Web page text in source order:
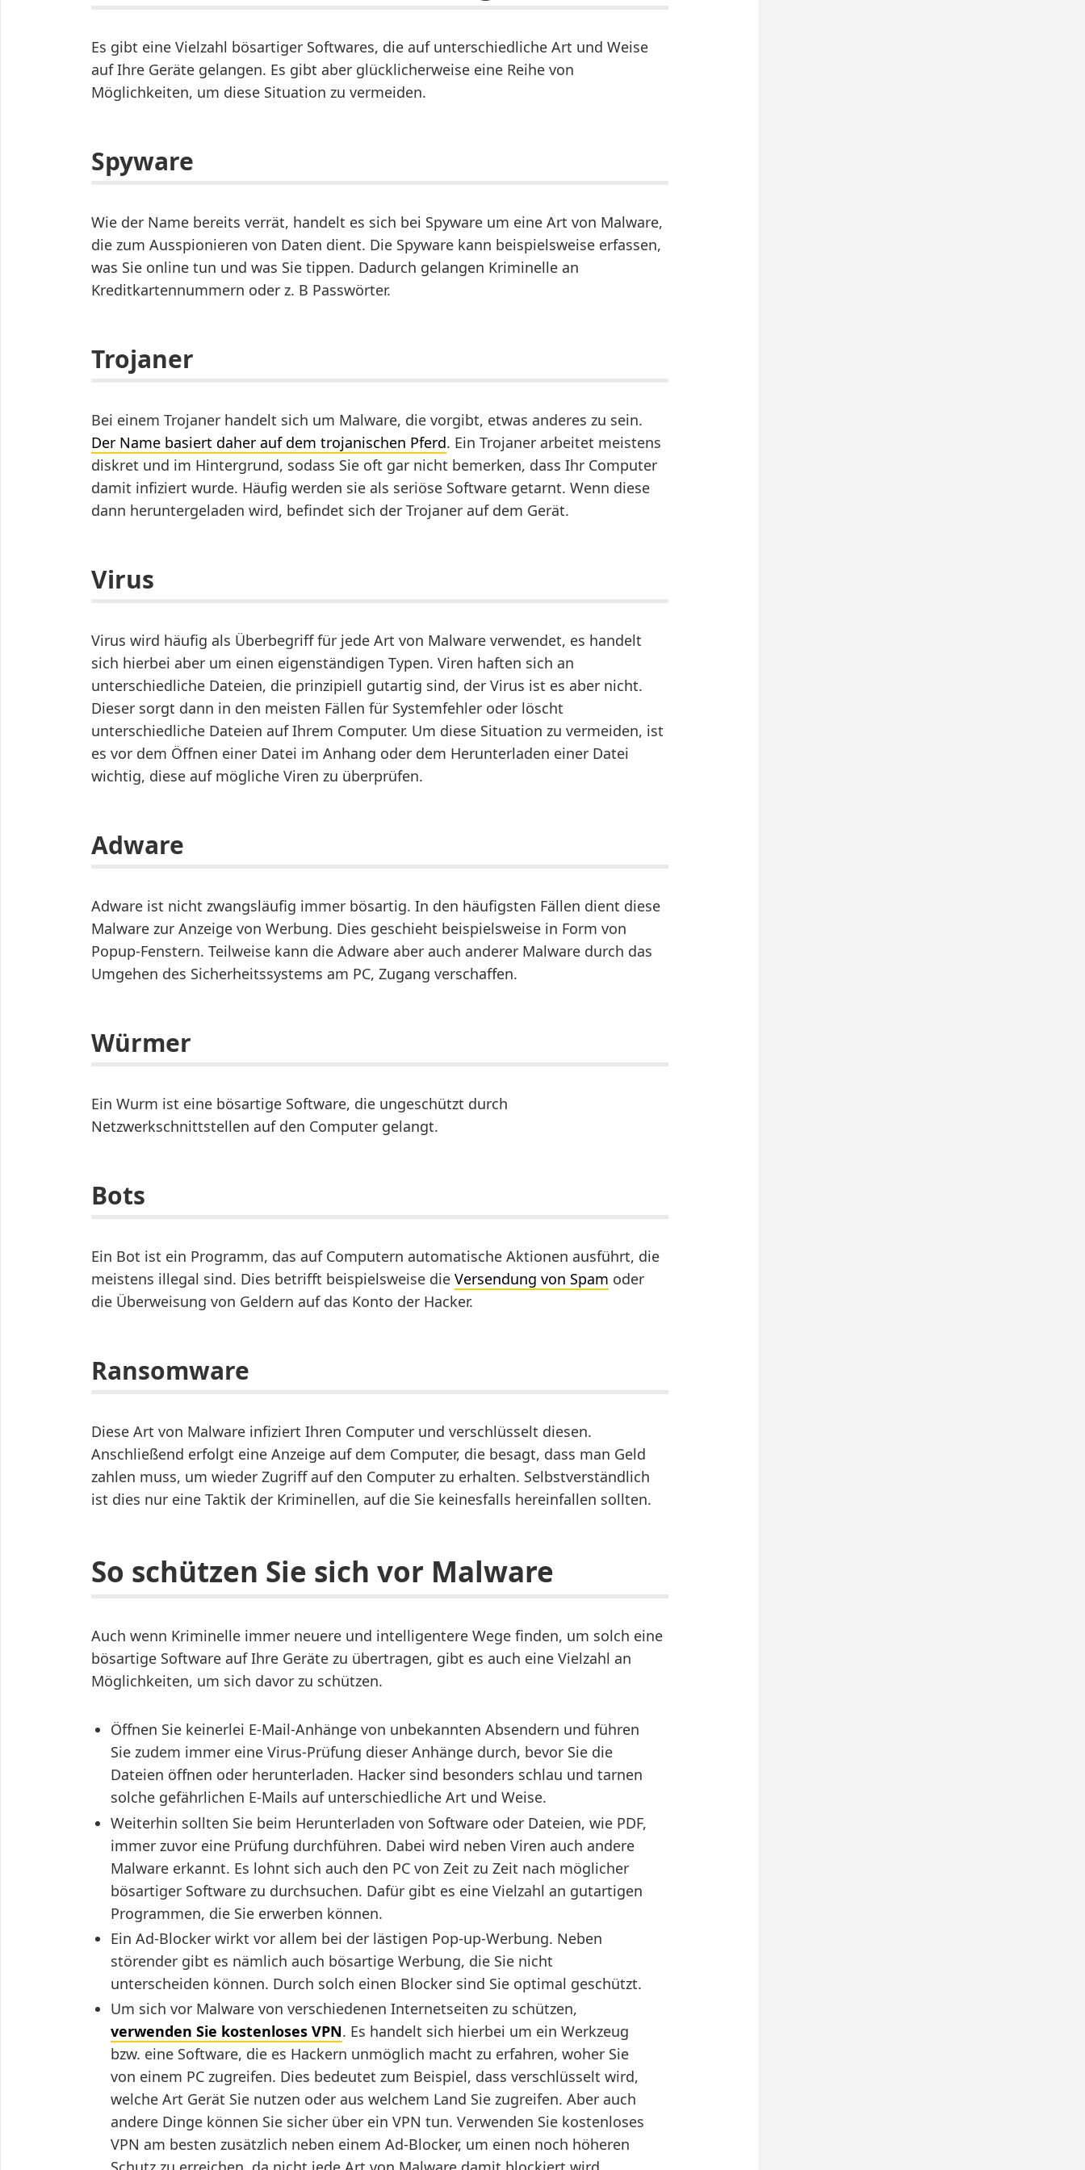
Es gibt eine Vielzahl bösartiger Softwares, die auf unterschiedliche Art und Weise
auf Ihre Geräte gelangen. Es gibt aber glücklicherweise eine Reihe von
Möglichkeiten, um diese Situation zu vermeiden.
Spyware
Wie der Name bereits verrät, handelt es sich bei Spyware um eine Art von Malware,
die zum Ausspionieren von Daten dient. Die Spyware kann beispielsweise erfassen,
was Sie online tun und was Sie tippen. Dadurch gelangen Kriminelle an
Kreditkartennummern oder z. B Passwörter.
Trojaner
Bei einem Trojaner handelt sich um Malware, die vorgibt, etwas anderes zu sein.
Der Name basiert daher auf dem trojanischen Pferd. Ein Trojaner arbeitet meistens
diskret und im Hintergrund, sodass Sie oft gar nicht bemerken, dass Ihr Computer
damit infiziert wurde. Häufig werden sie als seriöse Software getarnt. Wenn diese
dann heruntergeladen wird, befindet sich der Trojaner auf dem Gerät.
Virus
Virus wird häufig als Überbegriff für jede Art von Malware verwendet, es handelt
sich hierbei aber um einen eigenständigen Typen. Viren haften sich an
unterschiedliche Dateien, die prinzipiell gutartig sind, der Virus ist es aber nicht.
Dieser sorgt dann in den meisten Fällen für Systemfehler oder löscht
unterschiedliche Dateien auf Ihrem Computer. Um diese Situation zu vermeiden, ist
es vor dem Öffnen einer Datei im Anhang oder dem Herunterladen einer Datei
wichtig, diese auf mögliche Viren zu überprüfen.
Adware
Adware ist nicht zwangsläufig immer bösartig. In den häufigsten Fällen dient diese
Malware zur Anzeige von Werbung. Dies geschieht beispielsweise in Form von
Popup-Fenstern. Teilweise kann die Adware aber auch anderer Malware durch das
Umgehen des Sicherheitssystems am PC, Zugang verschaffen.
Würmer
Ein Wurm ist eine bösartige Software, die ungeschützt durch
Netzwerkschnittstellen auf den Computer gelangt.
Bots
Ein Bot ist ein Programm, das auf Computern automatische Aktionen ausführt, die
meistens illegal sind. Dies betrifft beispielsweise die Versendung von Spam oder
die Überweisung von Geldern auf das Konto der Hacker.
Ransomware
Diese Art von Malware infiziert Ihren Computer und verschlüsselt diesen.
Anschließend erfolgt eine Anzeige auf dem Computer, die besagt, dass man Geld
zahlen muss, um wieder Zugriff auf den Computer zu erhalten. Selbstverständlich
ist dies nur eine Taktik der Kriminellen, auf die Sie keinesfalls hereinfallen sollten.
So schützen Sie sich vor Malware
Auch wenn Kriminelle immer neuere und intelligentere Wege finden, um solch eine
bösartige Software auf Ihre Geräte zu übertragen, gibt es auch eine Vielzahl an
Möglichkeiten, um sich davor zu schützen.
Öffnen Sie keinerlei E-Mail-Anhänge von unbekannten Absendern und führen
Sie zudem immer eine Virus-Prüfung dieser Anhänge durch, bevor Sie die
Dateien öffnen oder herunterladen. Hacker sind besonders schlau und tarnen
solche gefährlichen E-Mails auf unterschiedliche Art und Weise.
Weiterhin sollten Sie beim Herunterladen von Software oder Dateien, wie PDF,
immer zuvor eine Prüfung durchführen. Dabei wird neben Viren auch andere
Malware erkannt. Es lohnt sich auch den PC von Zeit zu Zeit nach möglicher
bösartiger Software zu durchsuchen. Dafür gibt es eine Vielzahl an gutartigen
Programmen, die Sie erwerben können.
Ein Ad-Blocker wirkt vor allem bei der lästigen Pop-up-Werbung. Neben
störender gibt es nämlich auch bösartige Werbung, die Sie nicht
unterscheiden können. Durch solch einen Blocker sind Sie optimal geschützt.
Um sich vor Malware von verschiedenen Internetseiten zu schützen,
verwenden Sie kostenloses VPN. Es handelt sich hierbei um ein Werkzeug
bzw. eine Software, die es Hackern unmöglich macht zu erfahren, woher Sie
von einem PC zugreifen. Dies bedeutet zum Beispiel, dass verschlüsselt wird,
welche Art Gerät Sie nutzen oder aus welchem Land Sie zugreifen. Aber auch
andere Dinge können Sie sicher über ein VPN tun. Verwenden Sie kostenloses
VPN am besten zusätzlich neben einem Ad-Blocker, um einen noch höheren